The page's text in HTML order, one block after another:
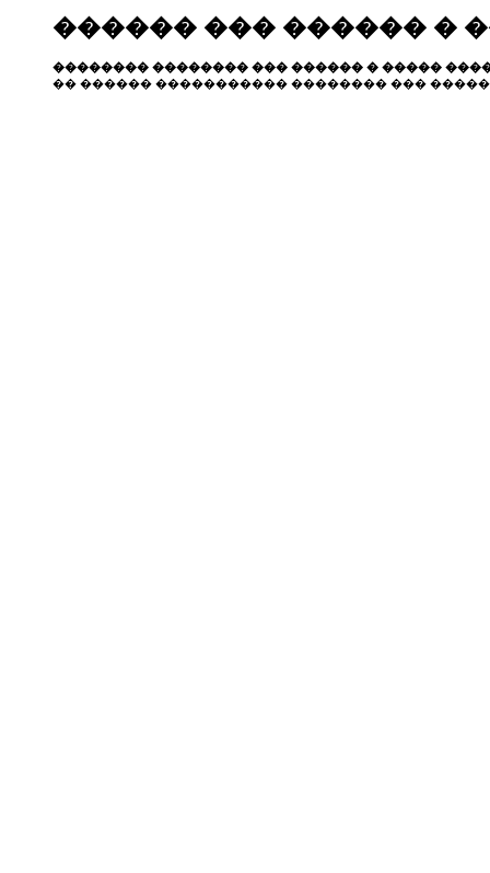
������ ��� ������ �
�������� �������� ��� ������ � �����
�� ������ ����������� �������� ���